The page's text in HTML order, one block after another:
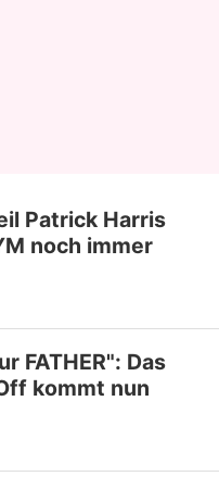
Patrick Harris
noch immer
FATHER": Das
kommt nun